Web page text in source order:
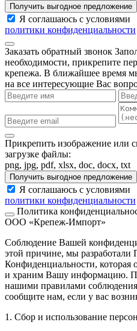
Получить выгодное предложение
Я соглашаюсь с условиями
политики конфиденциальности
Заказать обратный звонок
необходимости, прикрепите
крепежа. В ближайшее время
на все интересующие Вас
Прикрепить изображение или
загрузке файлы:
png, jpg, pdf, xlsx, doc, docx, txt
Получить выгодное предложение
Я соглашаюсь с условиями
политики конфиденциальности
Политика
ООО «Крепеж-Импорт»
Соблюдение Вашей
этой причине, мы разработали
Конфиденциальности, которая
и храним Вашу информацию.
нашими правилами
сообщите нам, если у вас
1. Сбор и использование